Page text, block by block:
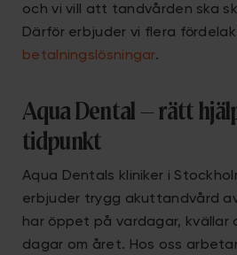
och vi vill att tandvården ska
Därför erbjuder vi flera
betalningslösningar.
Aqua Dental – rätt
tidpunkt
Aqua Dentals kliniker i
erbjuder trygg akuttandvård
har öppet på vardagar, kvällar
dagar om året. Hos oss